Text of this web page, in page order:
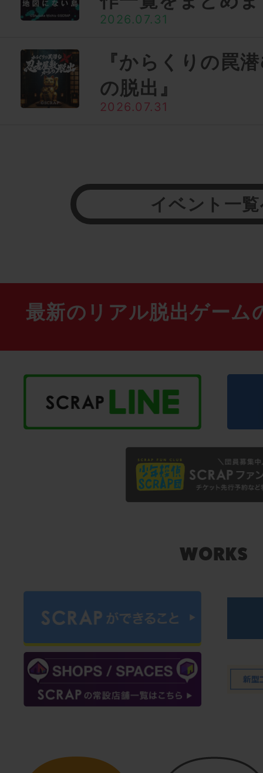
2026.07.31
『からくりの罠
の脱出』
2026.07.31
イベント一
最新のリアル脱出ゲーム